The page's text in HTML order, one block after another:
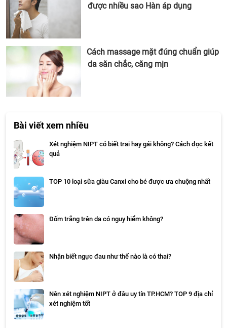
được nhiều sao Hàn áp dụng
Cách massage mặt đúng chuẩn giúp
da săn chắc, căng mịn
Bài viết xem nhiều
Xét nghiệm NIPT có biết trai hay gái không? Cách đọc kết
quả
TOP 10 loại sữa giàu Canxi cho bé được ưa chuộng nhất
Đốm trắng trên da có nguy hiểm không?
Nhận biết ngực đau như thế nào là có thai?
Nên xét nghiệm NIPT ở đâu uy tín TP.HCM? TOP 9 địa chỉ
xét nghiệm tốt